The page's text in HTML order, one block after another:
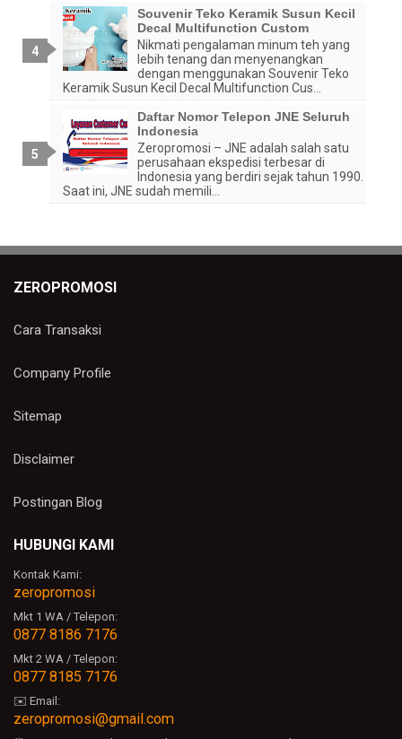
Souvenir Teko Keramik Susun Kecil
Decal Multifunction Custom
Nikmati pengalaman minum teh yang
lebih tenang dan menyenangkan
dengan menggunakan Souvenir Teko
Keramik Susun Kecil Decal Multifunction Cus...
Daftar Nomor Telepon JNE Seluruh
Indonesia
Zeropromosi – JNE adalah salah satu
perusahaan ekspedisi terbesar di
Indonesia yang berdiri sejak tahun 1990.
Saat ini, JNE sudah memili...
ZEROPROMOSI
Cara Transaksi
Company Profile
Sitemap
Disclaimer
Postingan Blog
HUBUNGI KAMI
Kontak Kami:
zeropromosi
Mkt 1 WA / Telepon:
0877 8186 7176
Mkt 2 WA / Telepon:
0877 8185 7176
✉️ Email:
zeropromosi@gmail.com